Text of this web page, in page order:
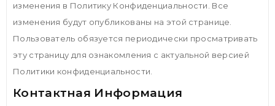
изменения в Политику Конфиденциальности. Все
изменения будут опубликованы на этой странице.
Пользователь обязуется периодически просматривать
эту страницу для ознакомления с актуальной версией
Политики конфиденциальности.
Контактная Информация